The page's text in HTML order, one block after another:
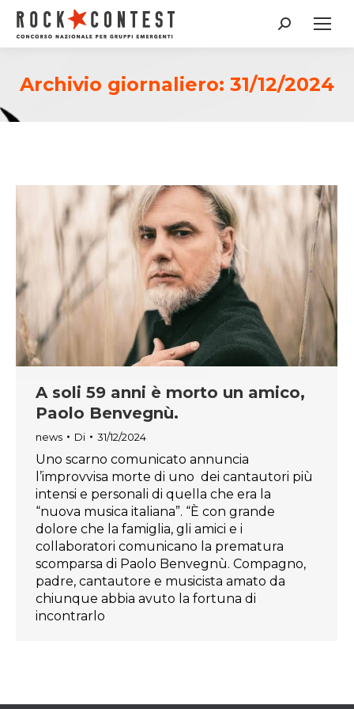
Cerca:
Archivio giornaliero: 31/12/2024
A soli 59 anni è morto un amico,
Paolo Benvegnù.
news Di 31/12/2024
Uno scarno comunicato annuncia
l’improvvisa morte di uno dei cantautori più
intensi e personali di quella che era la
“nuova musica italiana”. “È con grande
dolore che la famiglia, gli amici e i
collaboratori comunicano la prematura
scomparsa di Paolo Benvegnù. Compagno,
padre, cantautore e musicista amato da
chiunque abbia avuto la fortuna di
incontrarlo